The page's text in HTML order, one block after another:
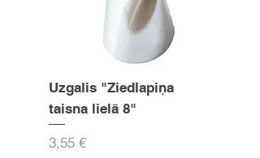
Uzgalis "Ziedlapiņa
taisna lielā 8"
Cena
3,55 €